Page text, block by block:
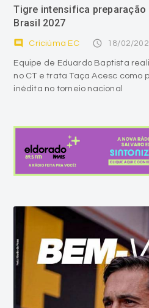
Tigre intensifica preparação
Brasil 2027
comment Criciúma EC access_time 18/02/
Equipe de Eduardo Baptista
no CT e trata Taça Acesc como
inédita no torneio nacional